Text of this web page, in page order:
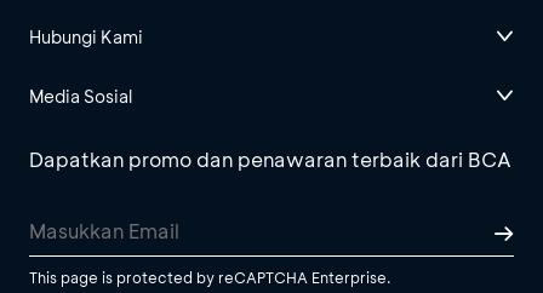
Hubungi Kami
Media Sosial
Dapatkan promo dan penawaran terbaik dari BCA
This page is protected by reCAPTCHA Enterprise.